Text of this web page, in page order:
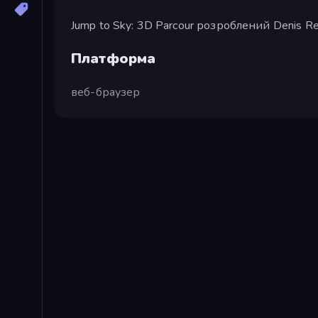
Jump to Sky: 3D Parcour розроблений Denis
Платформа
веб-браузер